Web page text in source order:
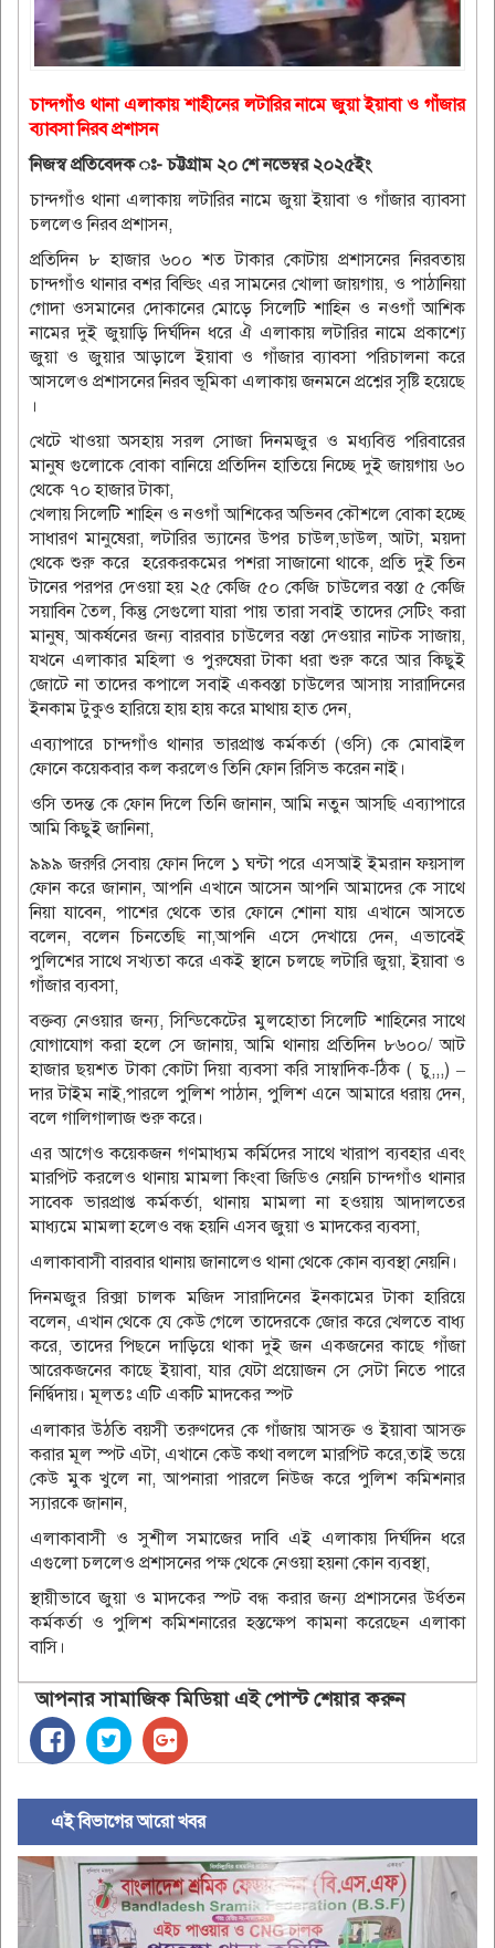
চান্দগাঁও থানা এলাকায় শাহীনের লটারির নামে জুয়া ইয়াবা ও গাঁজার
ব্যাবসা নিরব প্রশাসন
নিজস্ব প্রতিবেদক ঃ- চট্টগ্রাম ২০ শে নভেম্বর ২০২৫ইং
চান্দগাঁও থানা এলাকায় লটারির নামে জুয়া ইয়াবা ও গাঁজার ব্যাবসা
চললেও নিরব প্রশাসন,
প্রতিদিন ৮ হাজার ৬০০ শত টাকার কোটায় প্রশাসনের নিরবতায়
চান্দগাঁও থানার বশর বিল্ডিং এর সামনের খোলা জায়গায়, ও পাঠানিয়া
গোদা ওসমানের দোকানের মোড়ে সিলেটি শাহিন ও নওগাঁ আশিক
নামের দুই জুয়াড়ি দির্ঘদিন ধরে ঐ এলাকায় লটারির নামে প্রকাশ্যে
জুয়া ও জুয়ার আড়ালে ইয়াবা ও গাঁজার ব্যাবসা পরিচালনা করে
আসলেও প্রশাসনের নিরব ভূমিকা এলাকায় জনমনে প্রশ্নের সৃষ্টি হয়েছে
।
খেটে খাওয়া অসহায় সরল সোজা দিনমজুর ও মধ্যবিত্ত পরিবারের
মানুষ গুলোকে বোকা বানিয়ে প্রতিদিন হাতিয়ে নিচ্ছে দুই জায়গায় ৬০
থেকে ৭০ হাজার টাকা,
খেলায় সিলেটি শাহিন ও নওগাঁ আশিকের অভিনব কৌশলে বোকা হচ্ছে
সাধারণ মানুষেরা, লটারির ভ্যানের উপর চাউল,ডাউল, আটা, ময়দা
থেকে শুরু করে হরেকরকমের পশরা সাজানো থাকে, প্রতি দুই তিন
টানের পরপর দেওয়া হয় ২৫ কেজি ৫০ কেজি চাউলের বস্তা ৫ কেজি
সয়াবিন তৈল, কিন্তু সেগুলো যারা পায় তারা সবাই তাদের সেটিং করা
মানুষ, আকর্ষনের জন্য বারবার চাউলের বস্তা দেওয়ার নাটক সাজায়,
যখনে এলাকার মহিলা ও পুরুষেরা টাকা ধরা শুরু করে আর কিছুই
জোটে না তাদের কপালে সবাই একবস্তা চাউলের আসায় সারাদিনের
ইনকাম টুকুও হারিয়ে হায় হায় করে মাথায় হাত দেন,
এব্যাপারে চান্দগাঁও থানার ভারপ্রাপ্ত কর্মকর্তা (ওসি) কে মোবাইল
ফোনে কয়েকবার কল করলেও তিনি ফোন রিসিভ করেন নাই।
ওসি তদন্ত কে ফোন দিলে তিনি জানান, আমি নতুন আসছি এব্যাপারে
আমি কিছুই জানিনা,
৯৯৯ জরুরি সেবায় ফোন দিলে ১ ঘন্টা পরে এসআই ইমরান ফয়সাল
ফোন করে জানান, আপনি এখানে আসেন আপনি আমাদের কে সাথে
নিয়া যাবেন, পাশের থেকে তার ফোনে শোনা যায় এখানে আসতে
বলেন, বলেন চিনতেছি না,আপনি এসে দেখায়ে দেন, এভাবেই
পুলিশের সাথে সখ্যতা করে একই স্থানে চলছে লটারি জুয়া, ইয়াবা ও
গাঁজার ব্যবসা,
বক্তব্য নেওয়ার জন্য, সিন্ডিকেটের মুলহোতা সিলেটি শাহিনের সাথে
যোগাযোগ করা হলে সে জানায়, আমি থানায় প্রতিদিন ৮৬০০/ আট
হাজার ছয়শত টাকা কোটা দিয়া ব্যবসা করি সাম্বাদিক-ঠিক ( চু,,,) –
দার টাইম নাই,পারলে পুলিশ পাঠান, পুলিশ এনে আমারে ধরায় দেন,
বলে গালিগালাজ শুরু করে।
এর আগেও কয়েকজন গণমাধ্যম কর্মিদের সাথে খারাপ ব্যবহার এবং
মারপিট করলেও থানায় মামলা কিংবা জিডিও নেয়নি চান্দগাঁও থানার
সাবেক ভারপ্রাপ্ত কর্মকর্তা, থানায় মামলা না হওয়ায় আদালতের
মাধ্যমে মামলা হলেও বন্ধ হয়নি এসব জুয়া ও মাদকের ব্যবসা,
এলাকাবাসী বারবার থানায় জানালেও থানা থেকে কোন ব্যবস্থা নেয়নি।
দিনমজুর রিক্সা চালক মজিদ সারাদিনের ইনকামের টাকা হারিয়ে
বলেন, এখান থেকে যে কেউ গেলে তাদেরকে জোর করে খেলতে বাধ্য
করে, তাদের পিছনে দাড়িয়ে থাকা দুই জন একজনের কাছে গাঁজা
আরেকজনের কাছে ইয়াবা, যার যেটা প্রয়োজন সে সেটা নিতে পারে
নির্দ্বিদায়। মূলতঃ এটি একটি মাদকের স্পট
এলাকার উঠতি বয়সী তরুণদের কে গাঁজায় আসক্ত ও ইয়াবা আসক্ত
করার মূল স্পট এটা, এখানে কেউ কথা বললে মারপিট করে,তাই ভয়ে
কেউ মুক খুলে না, আপনারা পারলে নিউজ করে পুলিশ কমিশনার
স্যারকে জানান,
এলাকাবাসী ও সুশীল সমাজের দাবি এই এলাকায় দির্ঘদিন ধরে
এগুলো চললেও প্রশাসনের পক্ষ থেকে নেওয়া হয়না কোন ব্যবস্থা,
স্থায়ীভাবে জুয়া ও মাদকের স্পট বন্ধ করার জন্য প্রশাসনের উর্ধতন
কর্মকর্তা ও পুলিশ কমিশনারের হস্তক্ষেপ কামনা করেছেন এলাকা
বাসি।
আপনার সামাজিক মিডিয়া এই পোস্ট শেয়ার করুন
এই বিভাগের আরো খবর